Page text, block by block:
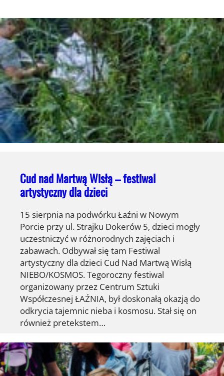
Cud nad Martwą Wisłą – festiwal
artystyczny dla dzieci
15 sierpnia na podwórku Łaźni w Nowym
Porcie przy ul. Strajku Dokerów 5, dzieci mogły
uczestniczyć w różnorodnych zajęciach i
zabawach. Odbywał się tam Festiwal
artystyczny dla dzieci Cud Nad Martwą Wisłą
NIEBO/KOSMOS. Tegoroczny festiwal
organizowany przez Centrum Sztuki
Współczesnej ŁAŹNIA, był doskonałą okazją do
odkrycia tajemnic nieba i kosmosu. Stał się on
również pretekstem…